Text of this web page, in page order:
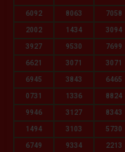
6092 8063 7058
2002 1434 3094
3927 9530 7699
6621 3071 3071
6945 3843 6465
0731 1336 8824
9946 3127 8343
1494 3103 5730
6749 9334 2213